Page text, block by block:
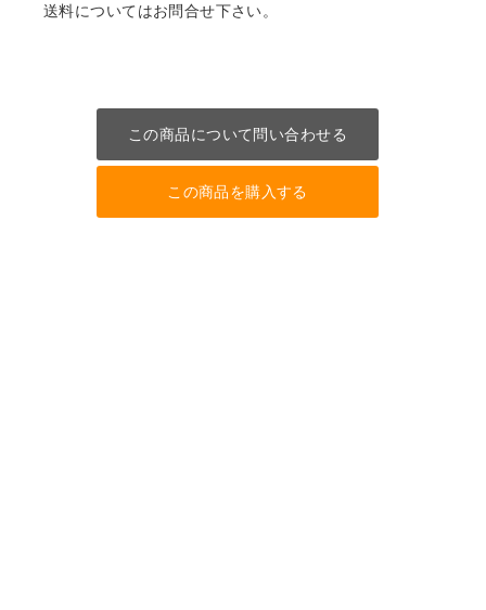
送料についてはお問合せ下さい。
この商品について問い合わせる
この商品を購入する